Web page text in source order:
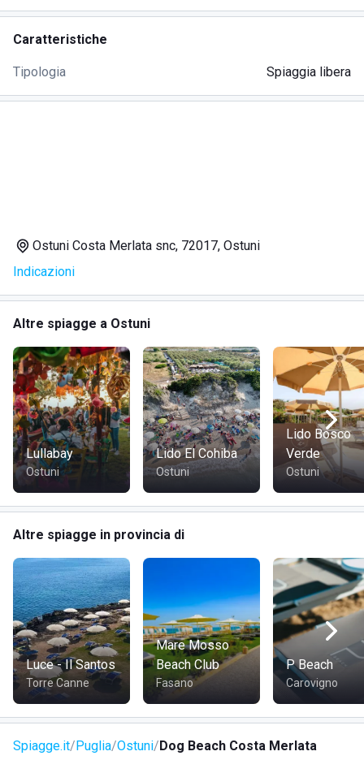
Caratteristiche
Tipologia Spiaggia libera
Ostuni Costa Merlata snc, 72017, Ostuni
Indicazioni
Altre spiagge a Ostuni
Lullabay
Ostuni
Lido El Cohiba
Ostuni
Lido Bosco
Verde
Ostuni
Altre spiagge in provincia di
Luce - Il Santos
Torre Canne
Mare Mosso
Beach Club
Fasano
P Beach
Carovigno
Spiagge.it Puglia Ostuni Dog Beach Costa Merlata